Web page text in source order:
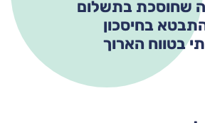
שחוסכת בתשלום
בחיסכון
בטווח הארוך